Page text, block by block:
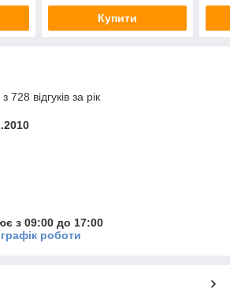
Купити
728 відгуків за рік
з 09:00 до 17:00
роботи